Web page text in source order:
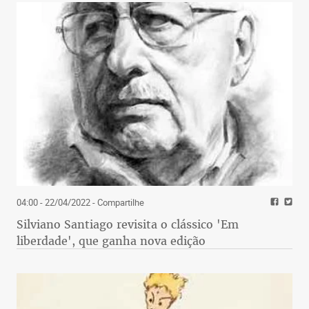
04:00 - 22/04/2022- Compartilhe
Silviano Santiago revisita o clássico 'Em
liberdade', que ganha nova edição